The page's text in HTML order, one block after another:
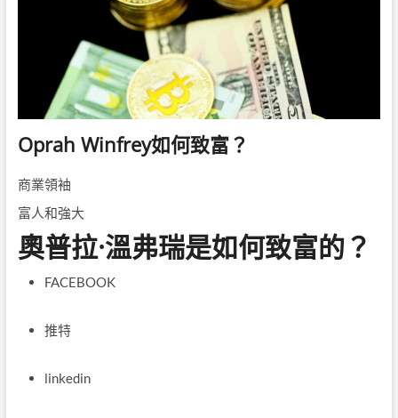
Oprah Winfrey如何致富？
商業領袖
富人和強大
奧普拉·溫弗瑞是如何致富的？
FACEBOOK
推特
linkedin